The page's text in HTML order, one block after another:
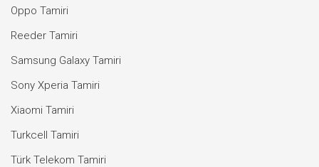
Oppo Tamiri
Reeder Tamiri
Samsung Galaxy Tamiri
Sony Xperia Tamiri
Xiaomi Tamiri
Turkcell Tamiri
Türk Telekom Tamiri